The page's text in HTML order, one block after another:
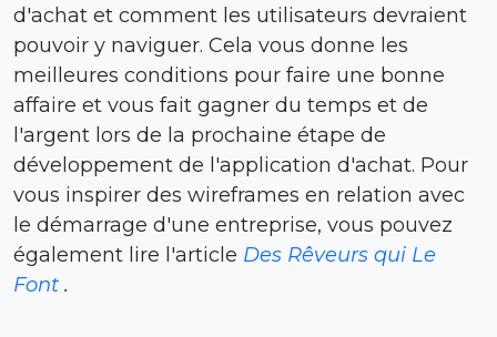
d'achat et comment les utilisateurs devraient
pouvoir y naviguer. Cela vous donne les
meilleures conditions pour faire une bonne
affaire et vous fait gagner du temps et de
l'argent lors de la prochaine étape de
développement de l'application d'achat. Pour
vous inspirer des wireframes en relation avec
le démarrage d'une entreprise, vous pouvez
également lire l'article Des Rêveurs qui Le
Font .